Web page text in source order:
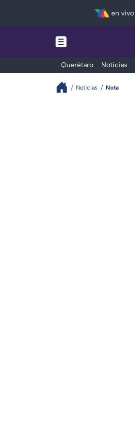
en vivo
Querétaro Noticias
Noticias Nota